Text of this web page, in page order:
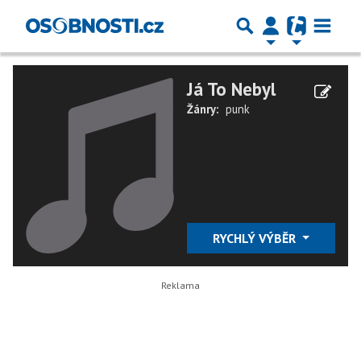
Já To Nebyl
Žánry: punk
RYCHLÝ VÝBĚR